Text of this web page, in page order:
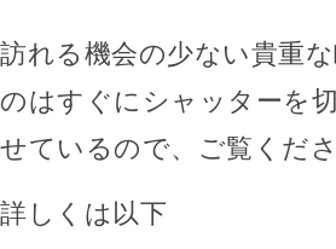
訪れる機会の少ない貴重
のはすぐにシャッターを
せているので、ご覧くださ
詳しくは以下